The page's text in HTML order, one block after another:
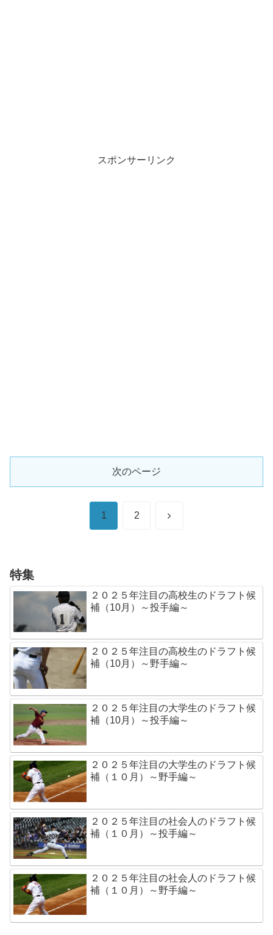
スポンサーリンク
次のページ
1 2 次
特集
２０２５年注目の高校生のドラフト候
補（10月）～投手編～
２０２５年注目の高校生のドラフト候
補（10月）～野手編～
２０２５年注目の大学生のドラフト候
補（10月）～投手編～
２０２５年注目の大学生のドラフト候
補（１０月）～野手編～
２０２５年注目の社会人のドラフト候
補（１０月）～投手編～
２０２５年注目の社会人のドラフト候
補（１０月）～野手編～